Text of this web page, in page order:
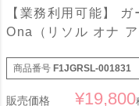
【業務利用可能】
Ona（リソル オナ ア
商品番号 F1JGRSL-001831
販売価格 ¥19,800